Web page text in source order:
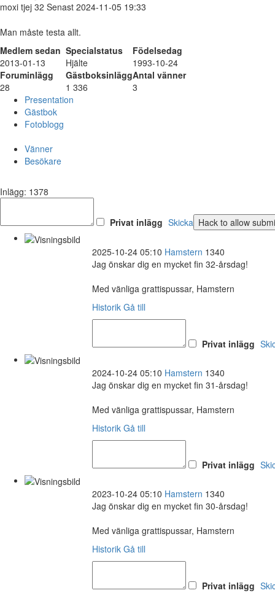
moxi tjej 32 Senast 2024-11-05 19:33
Man måste testa allt.
Medlem sedan Specialstatus
Födelsedag
2013-01-13
Hjälte
1993-10-24
Foruminlägg
GästboksinläggAntal vänner
28
1 336
3
Presentation
Gästbok
Fotoblogg
Vänner
Besökare
Inlägg: 1378
Privat inlägg Skicka
2025-10-24 05:10 Hamstern 1340
Jag önskar dig en mycket fin 32-årsdag!
Med vänliga grattispussar, Hamstern
Historik Gå till
Privat inlägg
2024-10-24 05:10 Hamstern 1340
Jag önskar dig en mycket fin 31-årsdag!
Med vänliga grattispussar, Hamstern
Historik Gå till
Privat inlägg
2023-10-24 05:10 Hamstern 1340
Jag önskar dig en mycket fin 30-årsdag!
Med vänliga grattispussar, Hamstern
Historik Gå till
Privat inlägg